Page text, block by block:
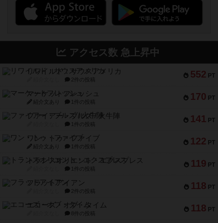
アクセス数 急上昇中
552 PT
リワイルド：サウスアメリカ
2件の投稿
170 PT
マーケットフレッシュ
紹介文あり 1件の投稿
141 PT
ファイアー・ブルズ / 火牛陣
1件の投稿
122 PT
ワン・トゥ・ファイブ
紹介文あり 1件の投稿
119 PT
トランスオリエント・エクスプレス
1件の投稿
118 PT
フラットアイアン
2件の投稿
118 PT
エコーズ・オブ・タイム
8件の投稿